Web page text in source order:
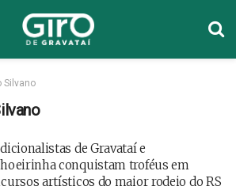
Silvano
de Gravataí e
conquistam troféus em
artísticos do maior rodeio do RS